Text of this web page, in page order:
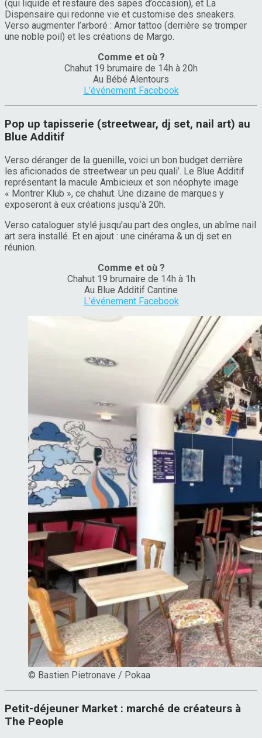
(qui liquide et restaure des sapes d’occasion), et La
Dispensaire qui redonne vie et customise des sneakers.
Verso augmenter l’arboré : Amor tattoo (derrière se tromper
une noble poil) et les créations de Margo.
Comme et où ?
Chahut 19 brumaire de 14h à 20h
Au Bébé Alentours
L’événement Facebook
Pop up tapisserie (streetwear, dj set, nail art) au
Blue Additif
Verso déranger de la guenille, voici un bon budget derrière
les aficionados de streetwear un peu quali’. Le Blue Additif
représentant la macule Ambicieux et son néophyte image
« Montrer Klub », ce chahut. Une dizaine de marques y
exposeront à eux créations jusqu’à 20h.
Verso cataloguer stylé jusqu’au part des ongles, un abîme nail
art sera installé. Et en ajout : une cinérama & un dj set en
réunion.
Comme et où ?
Chahut 19 brumaire de 14h à 1h
Au Blue Additif Cantine
L’événement Facebook
© Bastien Pietronave / Pokaa
Petit-déjeuner Market : marché de créateurs à
The People